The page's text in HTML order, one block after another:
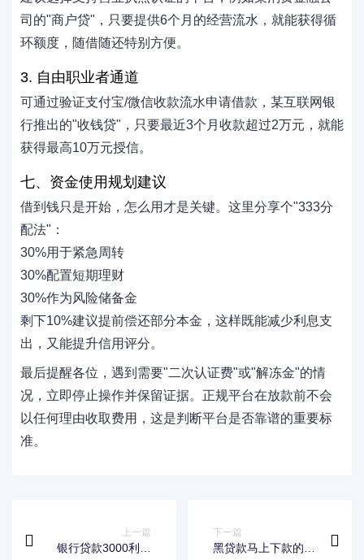
司的"商户贷"，只要提供6个月的经营流水，就能获得循
环额度，随借随还特别方便。
3. 自由职业者通道
可通过验证支付宝/微信收款流水申请借款，某互联网银
行推出的"收钱贷"，只要最近3个月收款超过2万元，就能
获得最高10万元授信。
七、资金使用规划建议
借到钱只是开始，怎么用才是关键。这里分享个"333分
配法"：
30%用于紧急周转
30%配置短期理财
30%作为风险储备金
剩下10%建议提前偿还部分本金，这样既能减少利息支
出，又能提升信用评分。
最后提醒各位，遇到需要"二次认证费"或"解冻金"的情
况，立即停止操作并保留证据。正规平台在放款前不会
以任何理由收取费用，这是判断平台是否靠谱的重要标
准。
上一篇
银行贷款3000利息
下一篇
黑贷款马上下款的口